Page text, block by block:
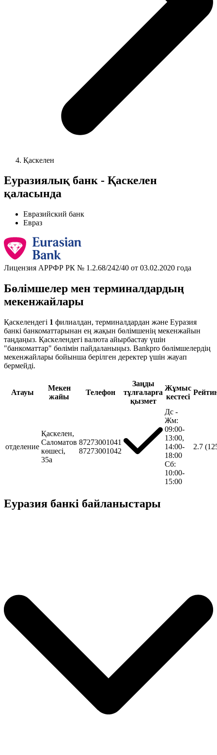
Қаскелен
Еуразиялық банк - Қаскелен
қаласында
Евразийский банк
Евраз
Лицензия АРРФР РК № 1.2.68/242/40 от 03.02.2020 года
Бөлімшелер мен терминалдардың
мекенжайлары
Қаскелендегі 1 филиалдан, терминалдардан және Еуразия
банкі банкоматтарынан ең жақын бөлімшенің мекенжайын
таңдаңыз. Қаскелендегі валюта айырбастау үшін
"банкоматтар" бөлімін пайдаланыңыз. Bankpro бөлімшелердің
мекенжайлары бойынша берілген деректер үшін жауап
бермейді.
Атауы
Мекен
жайы
Телефон
Заңды
тұлғаларға
қызмет
Жұмыс
кестесі
отделение
Қаскелен,
Саломатов
көшесі,
35а
87273001041
87273001042
Дс -
Жм:
09:00-
13:00,
14:00-
18:00
Сб:
10:00-
15:00
2.7
Еуразия банкі байланыстары